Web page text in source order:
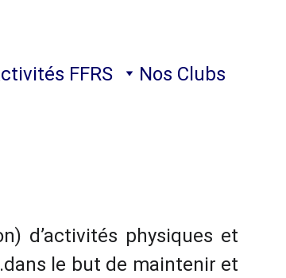
FFRS Nos Clubs
d’activités physiques et
le but de maintenir et